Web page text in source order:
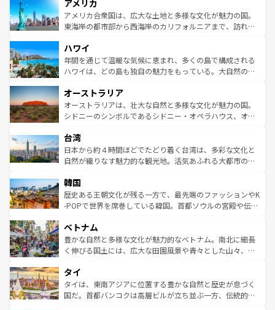
ンツ一覧を参照してほしい。
の建物がそのまま残る町や、スイスならではのユニークな
博物館もあり、アルプス観光だけでなく町歩きも満喫する
ことができる。国民の所得が高いため物価も高いが、旅行
ば市内交通費無料で観光を楽しむこともできる。 なお、新
着のスイス情報はコンテンツ一覧 を参照してほしい。
アメリカ
アメリカ合衆国は、広大な土地と多様な文化が魅力の国。
東海岸の都市部から西海岸のカリフォルニアまで、訪れる
のような巨大都市は、観光、ショッピング、エンターテイ
ンメントが詰まった刺激的なスポットだ。一方、アメリカ
西部には大自然が広がり、グランドキャニオンやイエロー
部のニューオーリンズでは、音楽と美食が融合した独特の
文化が魅力。旅行者はアメリカの各地域で異なる魅力を楽
しみながら、その多様性と豊かな歴史を感じることができ
ならではの贅沢な旅のスタイルだ。 なお、新着のアメリカ
情報はコンテンツ一覧を参照してほしい。
ハワイ
年間を通じて温暖な気候に恵まれ、多くの島で構成される
ハワイは、どの島も独自の魅力をもっている。大自然の神
ワイ島は見逃せない。また、定番の観光地といえばオアフ
島だが、静かな自然を求めるならマウイ島やカウアイ島が
おすすめ。エメラルドグリーンに輝く海をはじめ、豊かな
れるおもてなしの心で訪れる人々を迎えてくれるハワイの
人々、おいしいローカルフードやハワイアンミュージッ
ク、伝統的なフラダンスなど、すべてがハワイの魅力を彩
ワイを、存分に味わってほしい。 なお、新着のハワイ情報
はコンテンツ一覧を参照してほしい。
オーストラリア
オーストラリアは、壮大な自然と多様な文化が魅力の国。
シドニーのシンボルであるシドニー・オペラハウス、オー
リアリーフや大陸中央部にそびえるウルル（エアーズロッ
ク）、タスマニアの美しい原生林やケアンズの熱帯雨林な
ど、見どころがたくさん。また、カフェやワイン、オージ
いる。アクティビティも充実しており、サーフィンやダイ
ビング、ハイキングなど、アウトドア好きにはたまらな
い。オーストラリアの多彩な魅力を存分に味わいつくそ
参照してほしい。
台湾
日本から約４時間ほどでたどり着く台湾は、多彩な文化と
自然が織りなす魅力的な観光地。活気あふれる大都市の台
ン）、静ひつな山岳地帯である台湾東部など、都市の喧騒
と山間の静けさが共存しており、訪れる人に新しい発見と
驚きをもたらしてくれる。また、奥深い台湾の食文化も魅
容にもいいと評判のスイーツなど、バラエティ豊かな料理
が味わえる。 なお、新着の台湾情報は コンテンツ一覧を参
照してほしい。
韓国
歴史ある王朝文化が残る一方で、最先端のファッションやK
-POPで世界を席巻している韓国。首都ソウルの宮殿や伝統
き、地方に足を延ばせば四季折々の自然美を楽しむことが
できる。そして、キムチや焼肉、絶品のストリートフード
まで、さまざまな韓国料理が待っている。夜には、韓国な
リティに包まれながら、韓国の多彩な魅力を心ゆくまで味
わってみてほしい。 なお、新着の韓国情報はコンテンツ一
覧を参照してほしい。
ベトナム
豊かな自然と多様な文化が魅力的なベトナム。南北に細長
く伸びる国土には、広大な田園風景や青々とした山々、世
急速な発展と共に伝統が息づく。ハノイの古い町並みやホ
ーチミン市のフランス統治時代の建物も、独特の雰囲気を
醸し出している。また、バラエティの豊かさとおいしさで
タイ
タイは、東南アジアに位置する豊かな自然と歴史が息づく
国だ。首都バンコクは高層ビルが立ち並ぶ一方、伝統的な